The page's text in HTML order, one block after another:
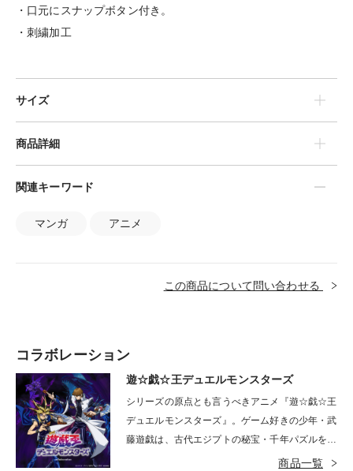
・口元にスナップボタン付き。
・刺繍加工
サイズ
商品詳細
関連キーワード
マンガ アニメ
この商品について問い合わせる
コラボレーション
遊☆戯☆王デュエルモンスターズ
シリーズの原点とも言うべきアニメ『遊☆戯☆王
デュエルモンスターズ』。ゲーム好きの少年・武
藤遊戯は、古代エジプトの秘宝・千年パズルを完
成させた事でそこに封じられていた魂をその身に
商品一覧